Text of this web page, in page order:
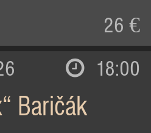
26 €
18:00
Baričák